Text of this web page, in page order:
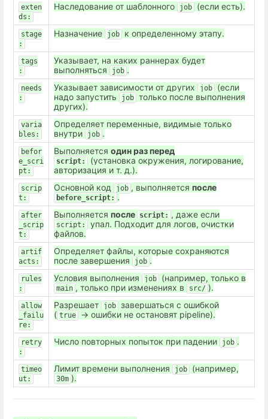
exten
ds:
Наследование от шаблонного job (если есть).
stage
:
Назначение job к определенному этапу.
tags
:
Указывает, на каких раннерах будет
выполняться
job .
needs
:
Указывает зависимости от других job
(если
надо запустить
job только после выполнения
других).
varia
bles:
Определяет переменные, видимые только
внутри
job .
befor
e_scri
pt:
Выполняется один раз перед
script:
(установка окружения, логирование,
авторизация и т. д.).
scrip
t:
Основной код job , выполняется после
before_script: .
after
_scrip
t:
Выполняется после script: , даже если
script:
упал. Подходит для логов, очистки
файлов.
artif
acts:
Определяет файлы, которые сохраняются
после завершения
job .
rules
:
Условия выполнения job (например, только в
main , только при изменениях в src/ ).
allow
_failu
re:
Разрешает job завершаться с ошибкой
( true → ошибки не остановят pipeline).
retry
:
Число повторных попыток при падении job .
timeo
ut:
Лимит времени выполнения job (например,
30m ).